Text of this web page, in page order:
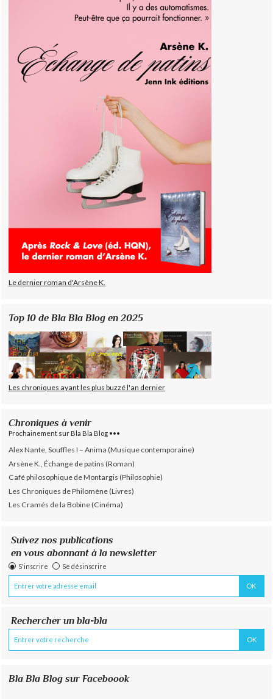
Le dernier roman d'Arsène K.
Top 10 de Bla Bla Blog en 2025
Les chroniques ayant les plus buzzé l'an dernier
Chroniques à venir
Prochainement sur Bla Bla Blog •••
Alex Nante, Souffles I – Anima (Musique contemporaine)
Arsène K., Échange de patins (Roman)
Café philosophique de Montargis (Philosophie)
Les Chroniques de Philomène (Livres)
Les Cramés de la Bobine (Cinéma)
Suivez nos publications
en vous abonnant à la newsletter
S'inscrire Se désinscrire
Rechercher un bla-bla
Bla Bla Blog sur Faceboook